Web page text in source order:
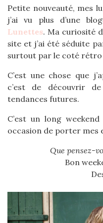
Petite nouveauté, mes
j’ai vu plus d’une
Lunettes. Ma curiosité
site et j’ai été séduite
surtout par le coté rétro
C’est une chose que
c’est de découvrir
tendances futures.
C’est un long
occasion de porter mes
Que pensez-
Bon